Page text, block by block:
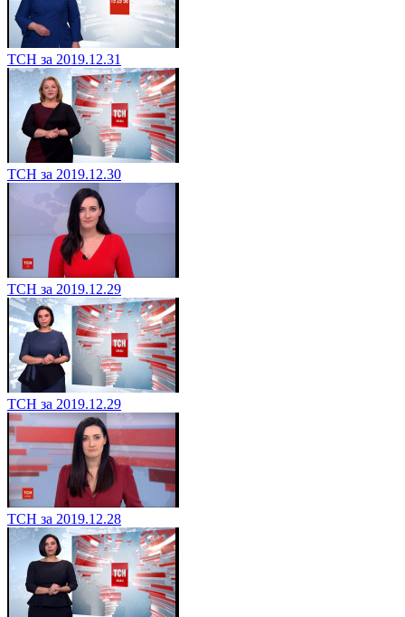
ТСН за 2019.12.31
ТСН за 2019.12.30
ТСН за 2019.12.29
ТСН за 2019.12.29
ТСН за 2019.12.28